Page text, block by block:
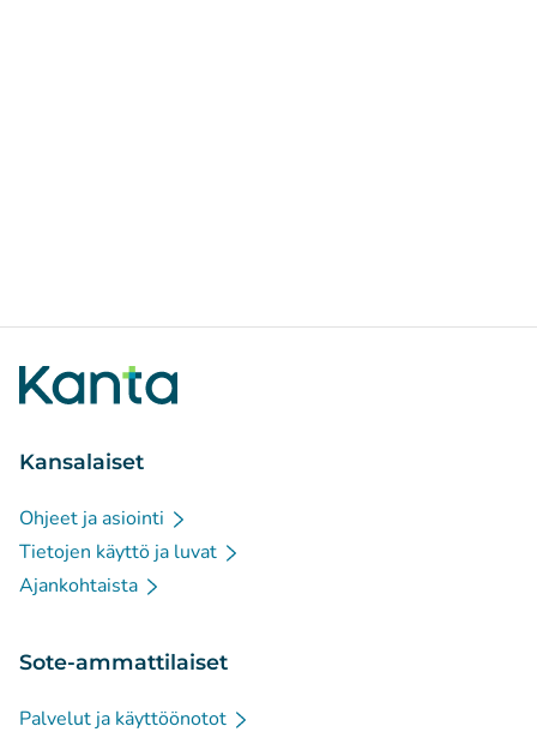
Kansalaiset
Ohjeet ja asiointi
Tietojen käyttö ja luvat
Ajankohtaista
Sote-ammattilaiset
Palvelut ja käyttöönotot